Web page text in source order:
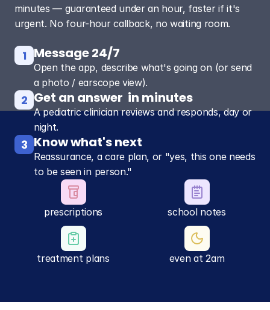
minutes — guaranteed under an hour, faster if it's
urgent. No four-hour callback, no waiting room.
1 Message 24/7
Open the app, describe what's going on (or send
a photo / earscope view).
2 Get an answer  in minutes
A pediatric clinician reviews and responds, day or
night.
3 Know what's next
Reassurance, a care plan, or "yes, this one needs
to be seen in person."
prescriptions school notes
treatment plans even at 2am